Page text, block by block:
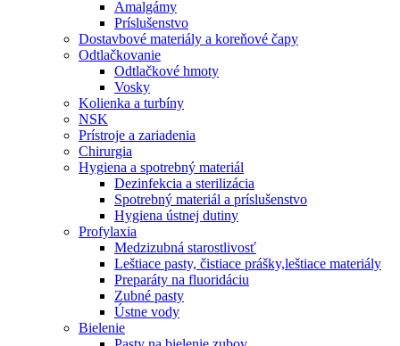
Amalgámy
Príslušenstvo
Dostavbové materiály a koreňové čapy
Odtlačkovanie
Odtlačkové hmoty
Vosky
Kolienka a turbíny
NSK
Prístroje a zariadenia
Chirurgia
Hygiena a spotrebný materiál
Dezinfekcia a sterilizácia
Spotrebný materiál a príslušenstvo
Hygiena ústnej dutiny
Profylaxia
Medzizubná starostlivosť
Leštiace pasty, čistiace prášky,leštiace materiály
Preparáty na fluoridáciu
Zubné pasty
Ústne vody
Bielenie